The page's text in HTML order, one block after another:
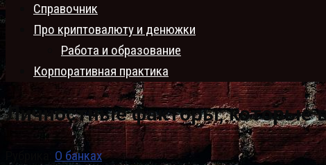
Справочник
Про криптовалюту и денюжки
Работа и образование
Корпоративная практика
Личностные факторы, которые
О банках